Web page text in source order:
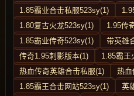
1.85霸业合击私服523sy(1)
1.80复古火龙523sy(1)
1.95传
1.85霸业传奇523sy(1)
带英雄
传奇1.95刺影版本(1)
1.85霸王
热血传奇英雄合击私服(1)
热血
1.85霸王合击网站523sy(1)
英